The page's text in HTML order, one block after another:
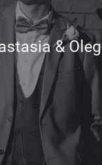
& Oleg